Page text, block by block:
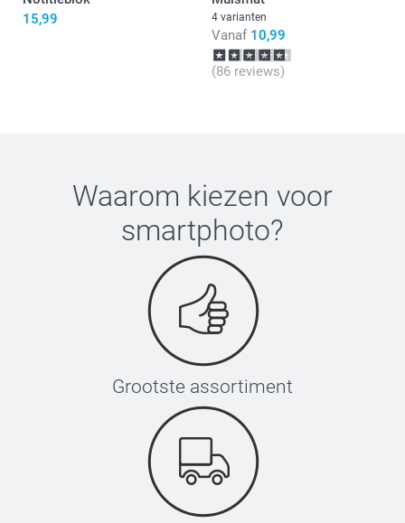
15,99
4 varianten
Vanaf 10,99
(86 reviews)
Waarom kiezen voor
smartphoto?
Grootste assortiment